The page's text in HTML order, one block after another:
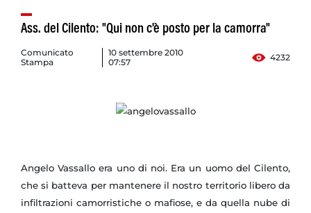
Ass. del Cilento: "Qui non c'è posto per la camorra"
Comunicato
Stampa
10 settembre 2010
07:57
4232
Angelo Vassallo era uno di noi. Era un uomo del Cilento,
che si batteva per mantenere il nostro territorio libero da
infiltrazioni camorristiche o mafiose, e da quella nube di